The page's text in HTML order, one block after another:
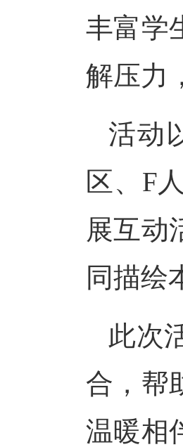
丰富学
解压力
活动
区、F
展互动
同描绘
此次
合，帮
温暖相